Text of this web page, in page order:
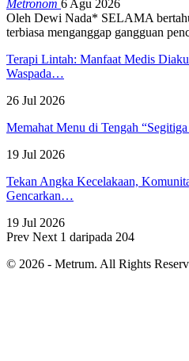
Metronom 6 Agu 2026
Oleh Dewi Nada* SELAMA
terbiasa menganggap gangguan
Terapi Lintah: Manfaat Medis
Waspada…
26 Jul 2026
Memahat Menu di Tengah
19 Jul 2026
Tekan Angka Kecelakaan,
Gencarkan…
19 Jul 2026
Prev Next 1 daripada 204
© 2026 - Metrum. All Rights